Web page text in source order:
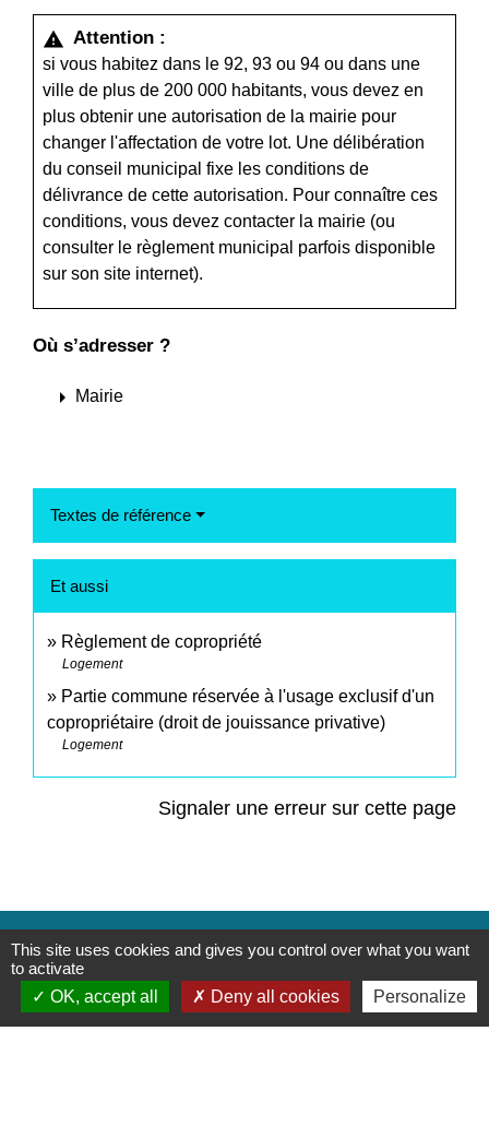
warning Attention :
si vous habitez dans le 92, 93 ou 94 ou dans une
ville de plus de 200 000 habitants, vous devez en
plus obtenir une autorisation de la mairie pour
changer l'affectation de votre lot. Une délibération
du conseil municipal fixe les conditions de
délivrance de cette autorisation. Pour connaître ces
conditions, vous devez contacter la mairie (ou
consulter le règlement municipal parfois disponible
sur son site internet).
Où s’adresser ?
arrow_right Mairie
Textes de référence
Et aussi
Règlement de copropriété
Logement
Partie commune réservée à l'usage exclusif d'un
copropriétaire (droit de jouissance privative)
Logement
Signaler une erreur sur cette page
Contacts
Commune de Saint-Mesmes
12 rue de Richebourg
This site uses cookies and gives you control over what you want
to activate
OK, accept all
Deny all cookies Personalize